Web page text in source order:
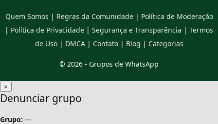
Quem Somos | Regras da Comunidade| Política de Moderação
| Política de Privacidade | Segurança e Transparência | Termos
de Uso| DMCA| Contato| Blog | Categorias
© 2026 - Grupos de WhatsApp
×
Denunciar grupo
Grupo: —